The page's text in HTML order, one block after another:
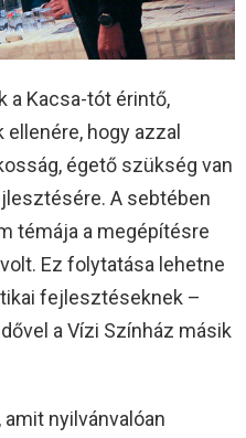
a Kacsa-tót érintő,
hogy azzal
égető szükség van
A sebtében
témája a megépítésre
Ez folytatása lehetne
fejlesztéseknek –
a Vízi Színház másik
nyilvánvalóan